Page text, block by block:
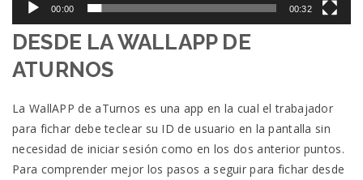
00:00 00:32
DESDE LA WALLAPP DE
ATURNOS
La WallAPP de aTurnos es una app en la cual el trabajador
para fichar debe teclear su ID de usuario en la pantalla sin
necesidad de iniciar sesión como en los dos anterior puntos.
Para comprender mejor los pasos a seguir para fichar desde